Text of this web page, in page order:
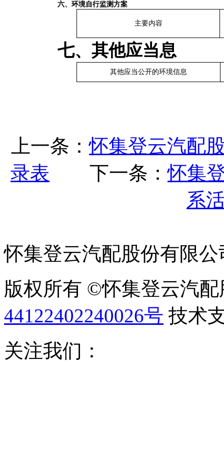
六、环境自行监测方案
主要内容
七、其他应当息
其他应当公开的环境信息
上一条：怀集登云汽配
录表 下一条：怀集
系
怀集登云汽配股份有限公
版权所有 ©怀集登云汽
44122402240026号 技术
关注我们：